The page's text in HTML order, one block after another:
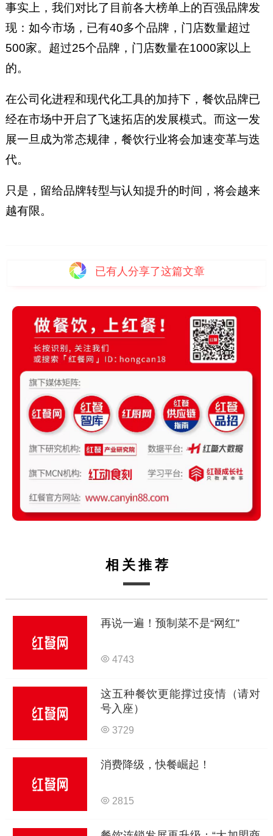
事实上，我们对比了目前各大榜单上的百强品牌发
现：如今市场，已有40多个品牌，门店数量超过
500家。超过25个品牌，门店数量在1000家以上
的。
在公司化进程和现代化工具的加持下，餐饮品牌已
经在市场中开启了飞速拓店的发展模式。而这一发
展一旦成为常态规律，餐饮行业将会加速变革与迭
代。
只是，留给品牌转型与认知提升的时间，将会越来
越有限。
已有人分享了这篇文章
相关推荐
再说一遍！预制菜不是“网红”
4743
这五种餐饮更能撑过疫情（请对
号入座）
3729
消费降级，快餐崛起！
2815